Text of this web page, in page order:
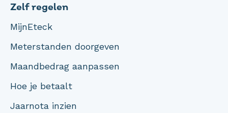
Zelf regelen
MijnEteck
Meterstanden doorgeven
Maandbedrag aanpassen
Hoe je betaalt
Jaarnota inzien